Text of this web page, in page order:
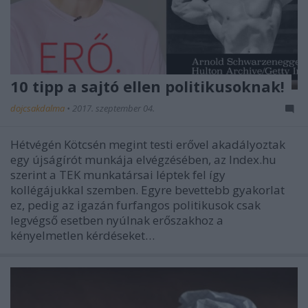
10 tipp a sajtó ellen politikusoknak!
dojcsakdalma • 2017. szeptember 04.
Hétvégén Kötcsén megint testi erővel akadályoztak
egy újságírót munkája elvégzésében, az Index.hu
szerint a TEK munkatársai léptek fel így
kollégájukkal szemben. Egyre bevettebb gyakorlat
ez, pedig az igazán furfangos politikusok csak
legvégső esetben nyúlnak erőszakhoz a
kényelmetlen kérdéseket…